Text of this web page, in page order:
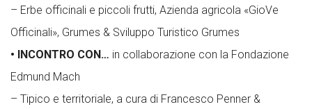
– Erbe officinali e piccoli frutti, Azienda agricola «GioVe
Officinali», Grumes & Sviluppo Turistico Grumes
• INCONTRO CON… in collaborazione con la Fondazione
Edmund Mach
– Tipico e territoriale, a cura di Francesco Penner &